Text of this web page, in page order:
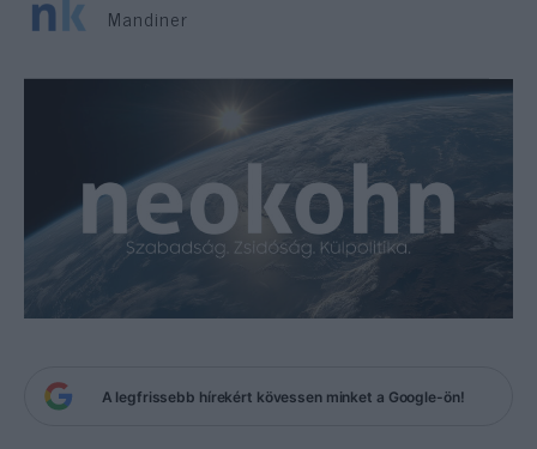
Mandiner
A legfrissebb hírekért kövessen minket a Google-ön!